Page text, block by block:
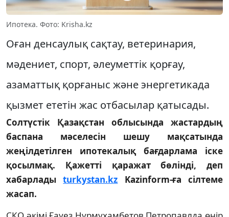
Ипотека. Фото: Krisha.kz
Оған денсаулық сақтау, ветеринария,
мәдениет, спорт, әлеуметтік қорғау,
азаматтық қорғаныс және энергетикада
қызмет ететін жас отбасылар қатысады.
Солтүстік Қазақстан облысында жастардың
баспана мәселесін шешу мақсатында
жеңілдетілген ипотекалық бағдарлама іске
қосылмақ. Қажетті қаражат бөлінді, деп
хабарладыturkystan.kz Kazinform-ға сілтеме
жасап.